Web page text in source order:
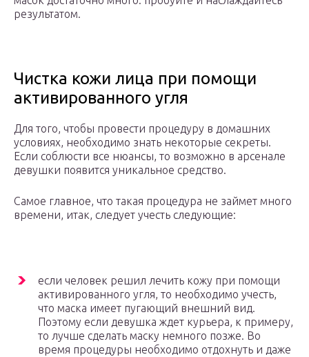
результатом.
Чистка кожи лица при помощи
активированного угля
Для того, чтобы провести процедуру в домашних
условиях, необходимо знать некоторые секреты.
Если соблюсти все нюансы, то возможно в арсенале
девушки появится уникальное средство.
Самое главное, что такая процедура не займет много
времени, итак, следует учесть следующие:
если человек решил лечить кожу при помощи
активированного угля, то необходимо учесть,
что маска имеет пугающий внешний вид.
Поэтому если девушка ждет курьера, к примеру,
то лучше сделать маску немного позже. Во
время процедуры необходимо отдохнуть и даже